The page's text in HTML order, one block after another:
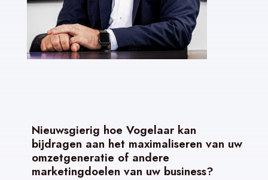
Nieuwsgierig hoe Vogelaar kan
bijdragen aan het maximaliseren van uw
omzetgeneratie of andere
marketingdoelen van uw business?